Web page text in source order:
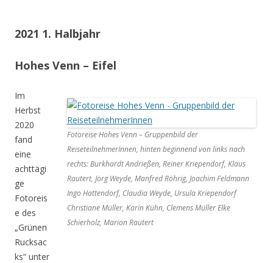
2021 1. Halbjahr
Hohes Venn – Eifel
Fotoreise Hohes Venn – Gruppenbild der
ReiseteilnehmerInnen, hinten beginnend von links nach
rechts: Burkhardt Andrießen, Reiner Kriependorf, Klaus
Rautert, Jörg Weyde, Manfred Röhrig, Joachim Feldmann
Ingo Hattendorf, Claudia Weyde, Ursula Kriependorf
Christiane Müller, Karin Kühn, Clemens Müller Elke
Schierholz, Marion Rautert
Im
Herbst
2020
fand
eine
achttägi
ge
Fotoreis
e des
„Grünen
Rucksac
ks“ unter